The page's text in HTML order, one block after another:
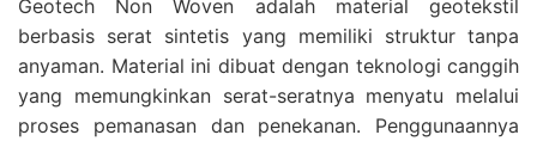
Geotech Non Woven adalah material geotekstil
berbasis serat sintetis yang memiliki struktur tanpa
anyaman. Material ini dibuat dengan teknologi canggih
yang memungkinkan serat-seratnya menyatu melalui
proses pemanasan dan penekanan. Penggunaannya